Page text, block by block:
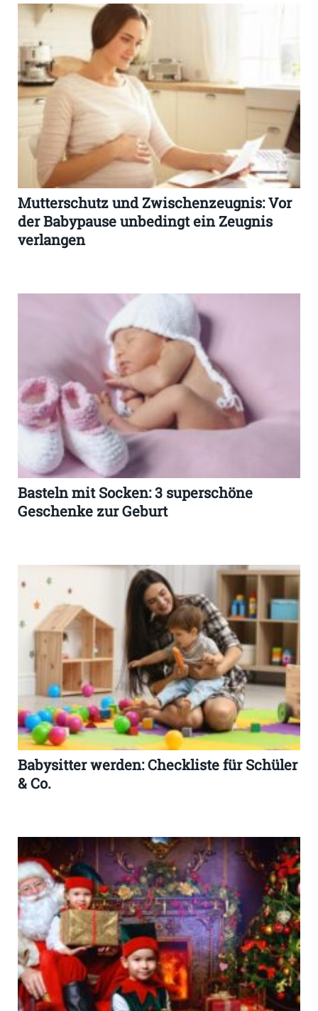
Mutterschutz und Zwischenzeugnis: Vor
der Babypause unbedingt ein Zeugnis
verlangen
Basteln mit Socken: 3 superschöne
Geschenke zur Geburt
Babysitter werden: Checkliste für Schüler
& Co.